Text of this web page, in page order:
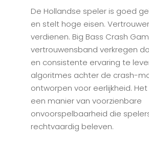
De Hollandse speler is goed
en stelt hoge eisen.
verdienen. Big Bass Crash
vertrouwensband verkregen
en consistente ervaring te
algoritmes achter de crash-
ontworpen voor eerlijkheid.
een manier van voorzienbare
onvoorspelbaarheid die
rechtvaardig beleven.